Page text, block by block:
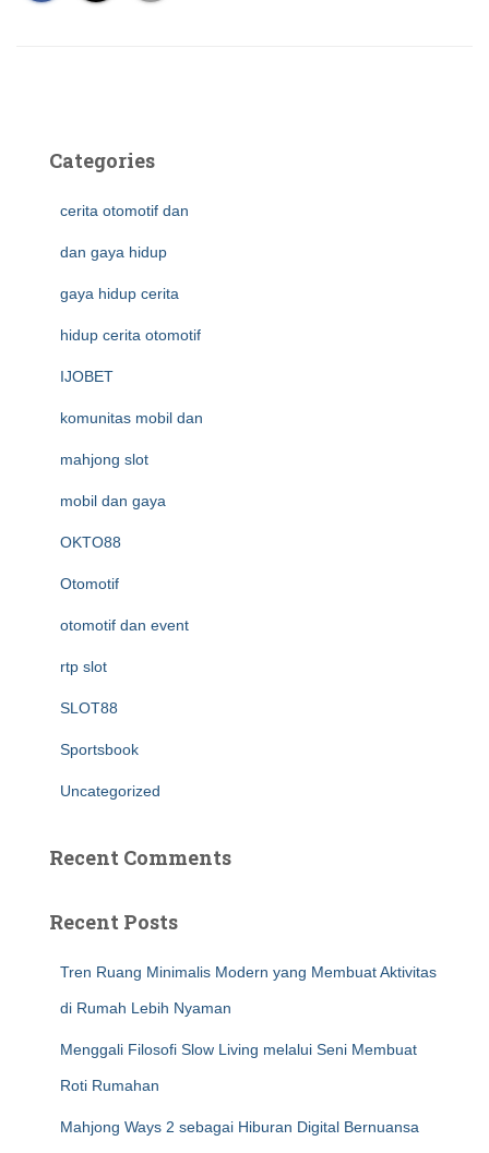
Categories
cerita otomotif dan
dan gaya hidup
gaya hidup cerita
hidup cerita otomotif
IJOBET
komunitas mobil dan
mahjong slot
mobil dan gaya
OKTO88
Otomotif
otomotif dan event
rtp slot
SLOT88
Sportsbook
Uncategorized
Recent Comments
Recent Posts
Tren Ruang Minimalis Modern yang Membuat Aktivitas
di Rumah Lebih Nyaman
Menggali Filosofi Slow Living melalui Seni Membuat
Roti Rumahan
Mahjong Ways 2 sebagai Hiburan Digital Bernuansa